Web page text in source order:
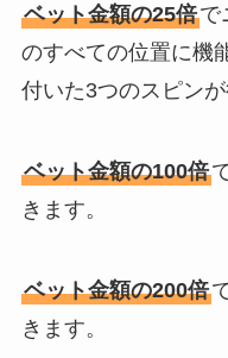
ベット金額の25倍で
のすべての位置に機
付いた3つのスピンが
ベット金額の100倍
きます。
ベット金額の200倍
きます。